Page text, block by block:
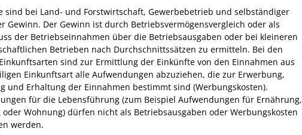
sind bei Land- und Forstwirtschaft, Gewerbebetrieb und selbständiger
Gewinn. Der Gewinn ist durch Betriebsvermögensvergleich oder als
der Betriebseinnahmen über die Betriebsausgaben oder bei kleineren
Betrieben nach Durchschnittssätzen zu ermitteln. Bei den
sind zur Ermittlung der Einkünfte von den Einnahmen aus
Einkunftsart alle Aufwendungen abzuziehen, die zur Erwerbung,
und Erhaltung der Einnahmen bestimmt sind (Werbungskosten).
für die Lebensführung (zum Beispiel Aufwendungen für Ernährung,
oder Wohnung) dürfen nicht als Betriebsausgaben oder Werbungskosten
werden.